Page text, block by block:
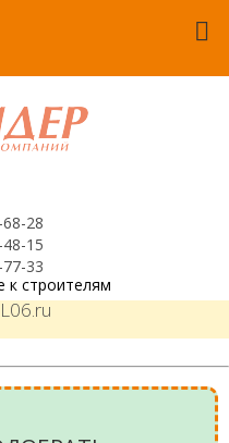
28
15
33
строителям